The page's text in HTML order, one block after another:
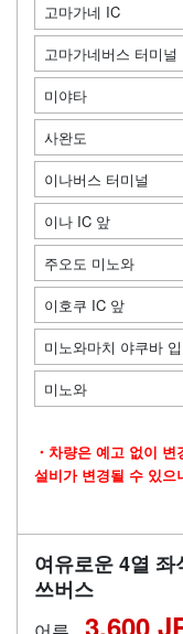
고마가네 IC
고마가네버스 터미널
미야타
사완도
이나버스 터미널
이나 IC 앞
주오도 미노와
이호쿠 IC 앞
미노와마치 야쿠바
미노와
・차량은 예고 없이
설비가 변경될 수 있으
여유로운 4열
쓰버스
3,600